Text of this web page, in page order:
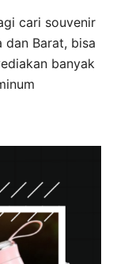
cari souvenir
Barat, bisa
banyak